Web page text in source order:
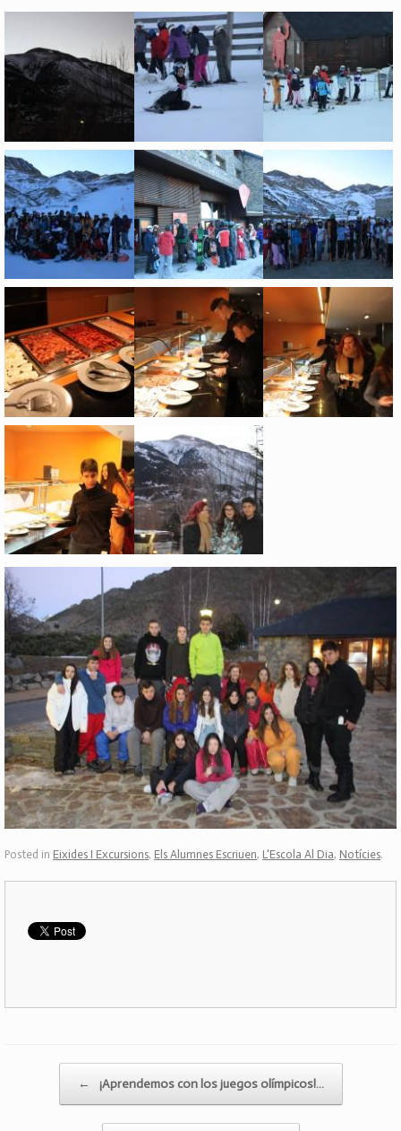
Posted in Eixides I Excursions, Els Alumnes Escriuen, L'Escola Al Dia, Notícies.
← ¡Aprendemos con los juegos olímpicos!…